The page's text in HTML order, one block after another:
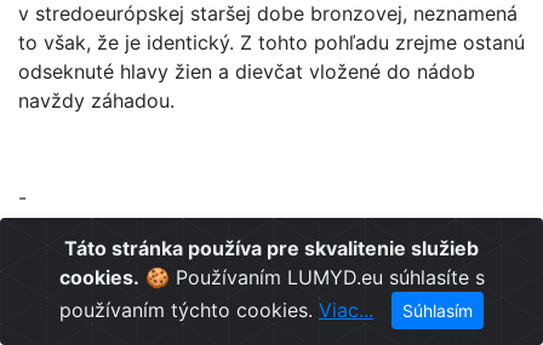
v stredoeurópskej staršej dobe bronzovej, neznamená
to však, že je identický. Z tohto pohľadu zrejme ostanú
odseknuté hlavy žien a dievčat vložené do nádob
navždy záhadou.
-
Ak oceňujete našu prácu, prosíme, podporte
fungovanie projektu na Patreone. Aj symbolický
Táto stránka používa pre skvalitenie služieb
cookies. 🍪 Používaním LUMYD.eu súhlasíte s
používaním týchto cookies. Viac... Súhlasím